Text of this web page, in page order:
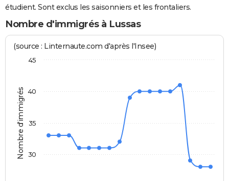
étudient. Sont exclus les saisonniers et les frontaliers.
Nombre d'immigrés à Lussas
Nombre d'immigrés
(source : Linternaute.com d'après l'Insee)
30
35
40
45